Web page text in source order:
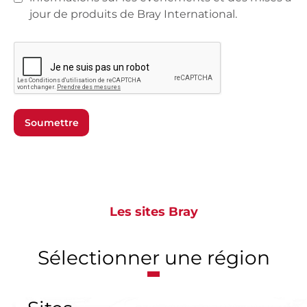
jour de produits de Bray International.
Soumettre
Les sites Bray
Sélectionner une région